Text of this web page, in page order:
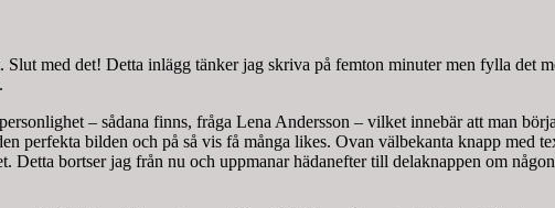
med det! Detta inlägg tänker jag skriva på femton minuter men fylla det
– sådana finns, fråga Lena Andersson – vilket innebär att man
perfekta bilden och på så vis få många likes. Ovan välbekanta knapp med
bortser jag från nu och uppmanar hädanefter till delaknappen om